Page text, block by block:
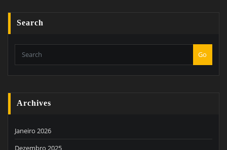
Search
Go
Archives
Janeiro 2026
Dezembro 2025